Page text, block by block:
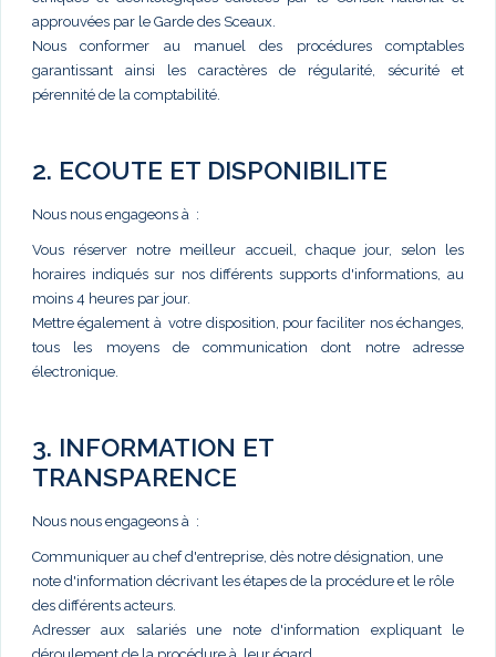
approuvées par le Garde des Sceaux.
Nous conformer au manuel des procédures comptables
garantissant ainsi les caractères de régularité, sécurité et
pérennité de la comptabilité.
2. ECOUTE ET DISPONIBILITE
Nous nous engageons à :
Vous réserver notre meilleur accueil, chaque jour, selon les
horaires indiqués sur nos différents supports d'informations, au
moins 4 heures par jour.
Mettre également à votre disposition, pour faciliter nos échanges,
tous les moyens de communication dont notre adresse
électronique.
3. INFORMATION ET
TRANSPARENCE
Nous nous engageons à :
Communiquer au chef d'entreprise, dès notre désignation, une
note d'information décrivant les étapes de la procédure et le rôle
des différents acteurs.
Adresser aux salariés une note d'information expliquant le